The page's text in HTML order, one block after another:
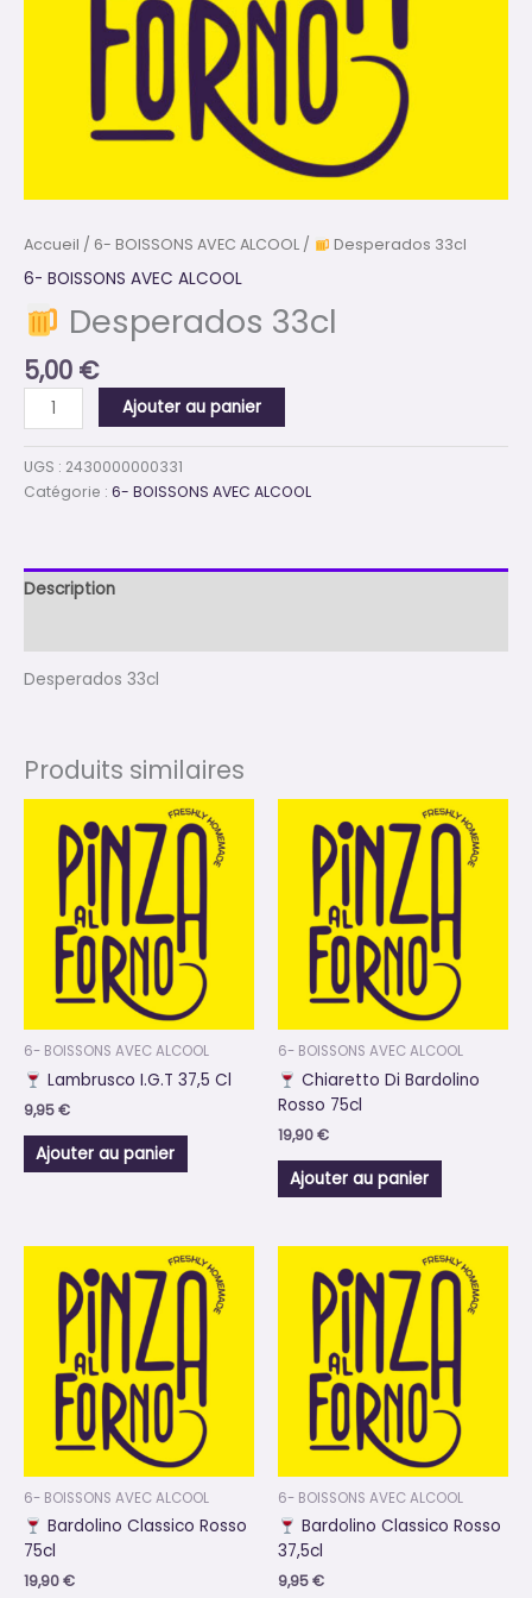
Accueil / 6- BOISSONS AVEC ALCOOL / Desperados 33cl
6- BOISSONS AVEC ALCOOL
Desperados 33cl
5,00 €
Ajouter au panier
UGS : 2430000000331
Catégorie : 6- BOISSONS AVEC ALCOOL
Description
Desperados 33cl
Produits similaires
6- BOISSONS AVEC ALCOOL
Lambrusco I.G.T 37,5 Cl
9,95€
Ajouter au panier
6- BOISSONS AVEC ALCOOL
Chiaretto Di Bardolino
Rosso 75cl
19,90€
Ajouter au panier
6- BOISSONS AVEC ALCOOL
Bardolino Classico Rosso
75cl
19,90€
6- BOISSONS AVEC ALCOOL
Bardolino Classico Rosso
37,5cl
9,95€